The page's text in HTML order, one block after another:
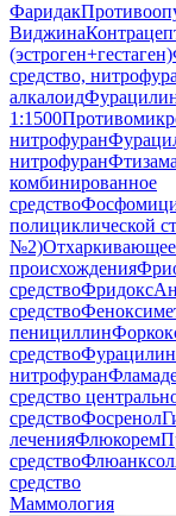
Фаридак
Виджина
(эстроген+гестаген)
средство,
алкалоид
1:1500
нитрофуран
нитрофуран
комбинированное
средство
полициклической
№2)Отхаркивающее
происхождения
средствоФридокс
средство
пенициллин
средство
нитрофуран
средство
средствоФосренол
леченияФлюкорем
средствоФлюанксол
средство
Маммология